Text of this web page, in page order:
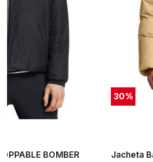
BOMBER
30%
Jacheta